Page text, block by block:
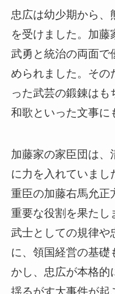
忠広は幼少期から、
を受けました。加藤
武勇と統治の両面で
められました。その
った武芸の鍛錬はも
和歌といった文事に
加藤家の家臣団は、
に力を入れていまし
重臣の加藤右馬允正
重要な役割を果たし
武士としての規律や
に、領国経営の基礎
かし、忠広が本格的